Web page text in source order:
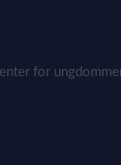
for